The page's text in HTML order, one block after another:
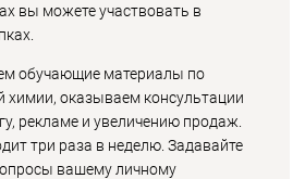
вы можете участвовать в
обучающие материалы по
химии, оказываем консультации
рекламе и увеличению продаж.
три раза в неделю. Задавайте
вашему личному